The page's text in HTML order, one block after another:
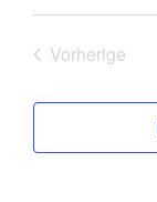
Vorherige